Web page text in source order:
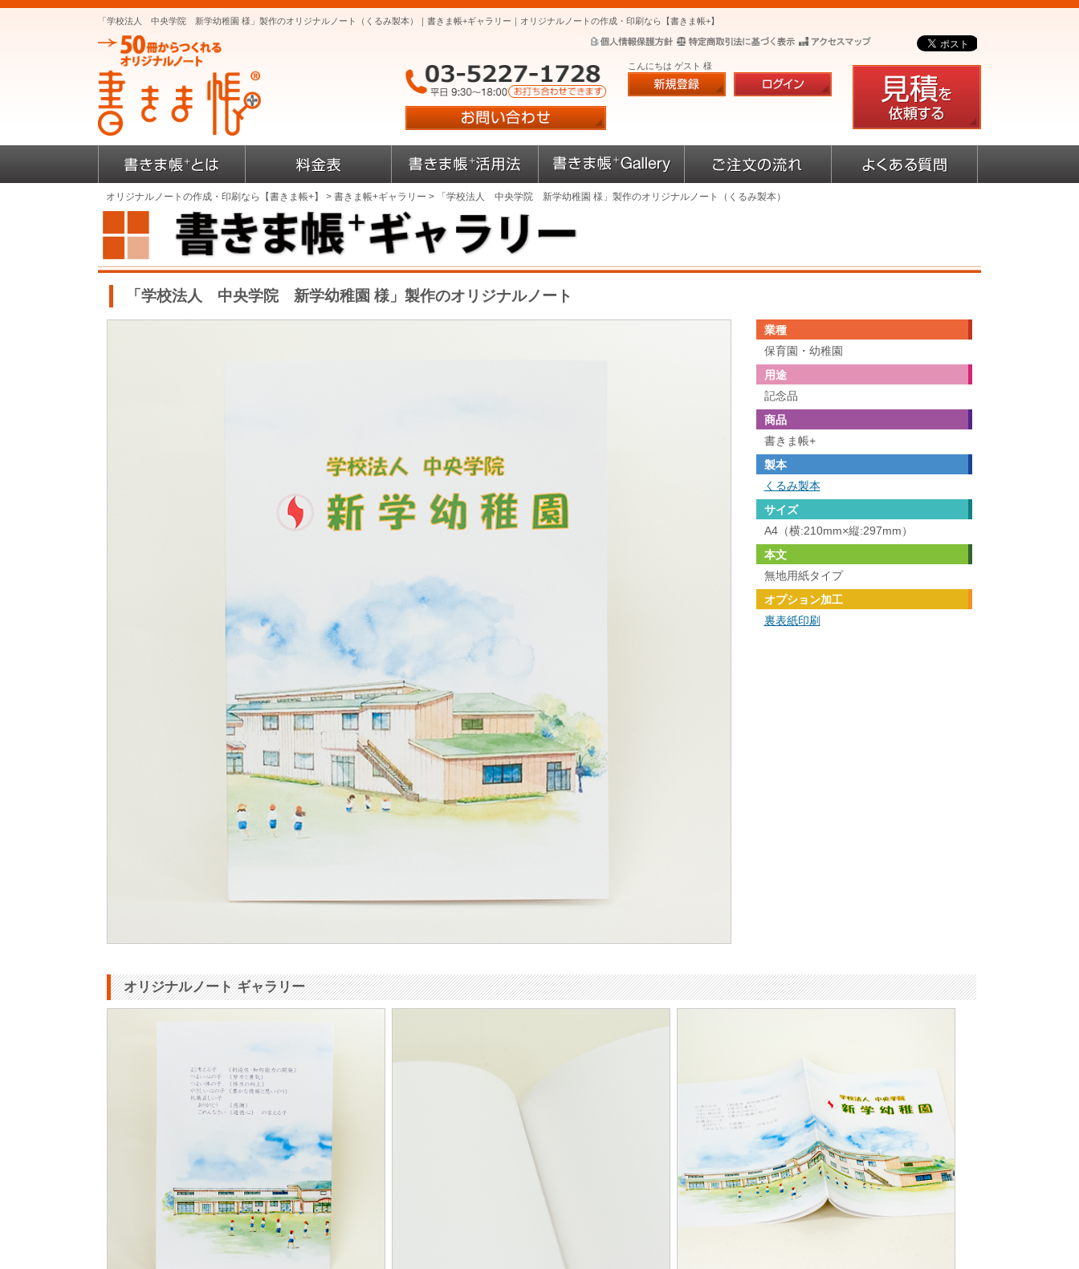
「学校法人 中央学院 新学幼稚園 様」製作のオリジナルノート（くるみ製本）｜書きま帳+ギャラリー｜オリジナルノートの作成・印刷なら【書きま帳+】
こんにちは ゲスト 様
オリジナルノートの作成・印刷なら【書きま帳+】 > 書きま帳+ギャラリー > 「学校法人 中央学院 新学幼稚園 様」製作のオリジナルノート（くるみ製本）
「学校法人 中央学院 新学幼稚園 様」製作のオリジナルノート
業種
保育園・幼稚園
用途
記念品
商品
書きま帳+
製本
くるみ製本
サイズ
A4（横:210mm×縦:297mm）
本文
無地用紙タイプ
オプション加工
裏表紙印刷
オリジナルノート ギャラリー